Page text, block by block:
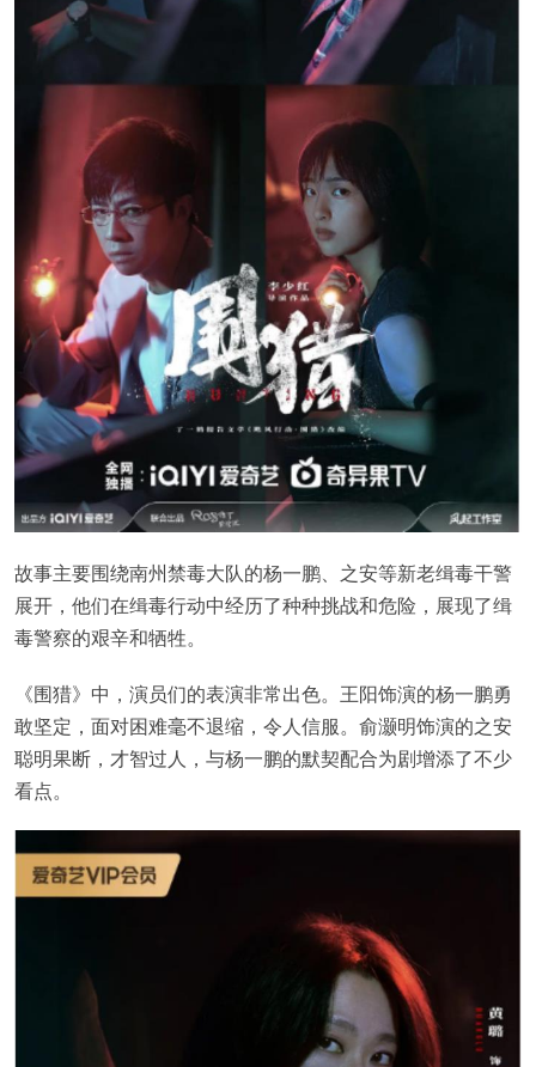
故事主要围绕南州禁毒大队的杨一鹏、之安等新老缉毒干警
展开，他们在缉毒行动中经历了种种挑战和危险，展现了缉
毒警察的艰辛和牺牲。
《围猎》中，演员们的表演非常出色。王阳饰演的杨一鹏勇
敢坚定，面对困难毫不退缩，令人信服。俞灏明饰演的之安
聪明果断，才智过人，与杨一鹏的默契配合为剧增添了不少
看点。